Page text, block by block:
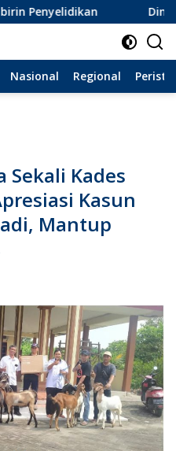
Dinamika Baru
Nasional Regional
Sekali Kades
Kasun
Mantup